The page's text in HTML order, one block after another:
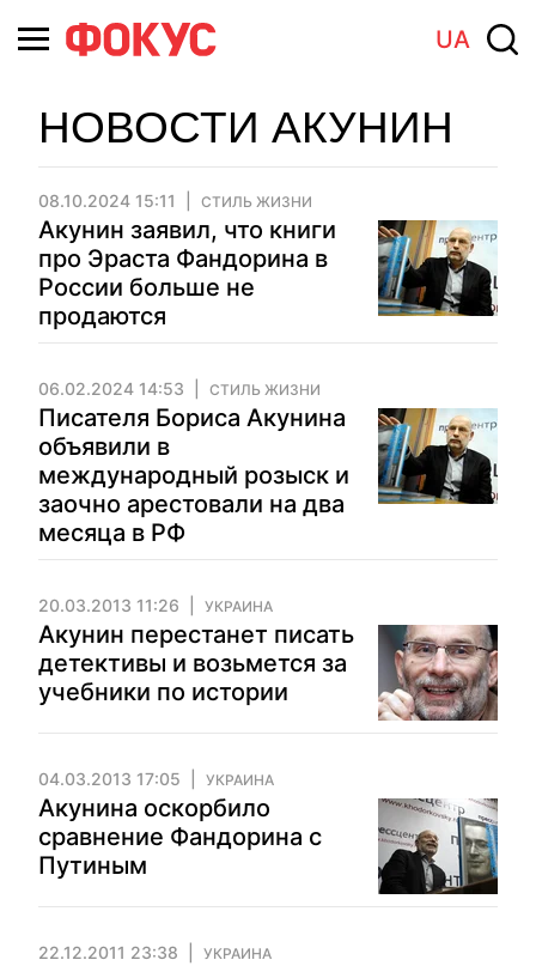
UA
НОВОСТИ АКУНИН
08.10.2024 15:11 СТИЛЬ ЖИЗНИ
Акунин заявил, что книги
про Эраста Фандорина в
России больше не
продаются
06.02.2024 14:53 СТИЛЬ ЖИЗНИ
Писателя Бориса Акунина
объявили в
международный розыск и
заочно арестовали на два
месяца в РФ
20.03.2013 11:26 УКРАИНА
Акунин перестанет писать
детективы и возьмется за
учебники по истории
04.03.2013 17:05 УКРАИНА
Акунина оскорбило
сравнение Фандорина с
Путиным
22.12.2011 23:38 УКРАИНА